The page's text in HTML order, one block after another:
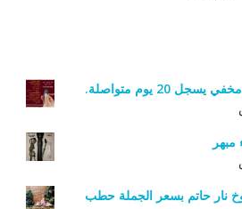
يوم متواصلة.
السعر
هو:
500.00 ر.س.
السعر
هو:نار حاتم بسعر الجملة حطب